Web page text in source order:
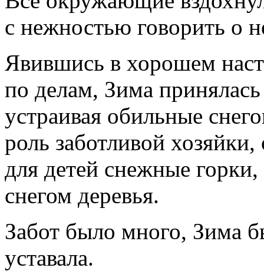
с нежностью говорить
Явившись в хорошем
по делам, Зима
устраивая обильные
роль заботливой
для детей снежные
снегом деревья.
Забот было много, Зима
уставала.